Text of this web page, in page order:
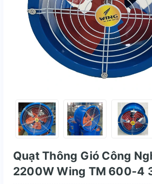
Quạt Thông Gió Công
2200W Wing TM 600-4